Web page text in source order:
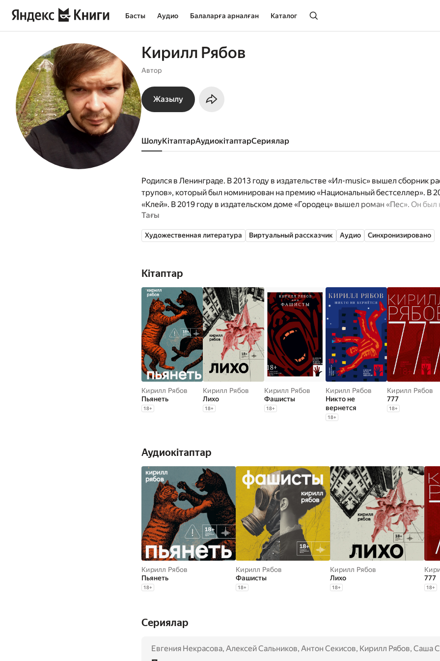
Басты Аудио Балаларға арналған Каталог
Кирилл Рябов
Автор
Жазылу
Шолу кітаптар аудиокітаптар сериялар
Родился в Ленинграде. В 2013 году в издательстве «Ил-music» вышел сборник
трупов», который был номинирован на премию «Национальный бестселлер». В
«Клей». В 2019 году в издательском доме «Городец» вышел роман «Пес». Он был
премию «Национальный бестселлер» и вышел в финал. Так же роман попал в
«Большая книга». В 2020 году вышло две книги. В издательстве «Ил-music» был
рассказов «Висельники. В издательстве «Городец» — повесть «Никто не
Тағы
Художественная литература Виртуальный рассказчик Аудио Синхронизировано
Кітаптар
Кирилл Рябов
Пьянеть
18+
Кирилл Рябов
Лихо
18+
Кирилл Рябов
Фашисты
18+
Кирилл Рябов
Никто не
вернется
18+
Кирилл Рябов
777
18+
Аудиокітаптар
Кирилл Рябов
Пьянеть
18+
Кирилл Рябов
Фашисты
18+
Кирилл Рябов
Лихо
18+
777
18+
Сериялар
Евгения Некрасова, Алексей Сальников, Антон Секисов, Кирилл Рябов, Саша Степанова